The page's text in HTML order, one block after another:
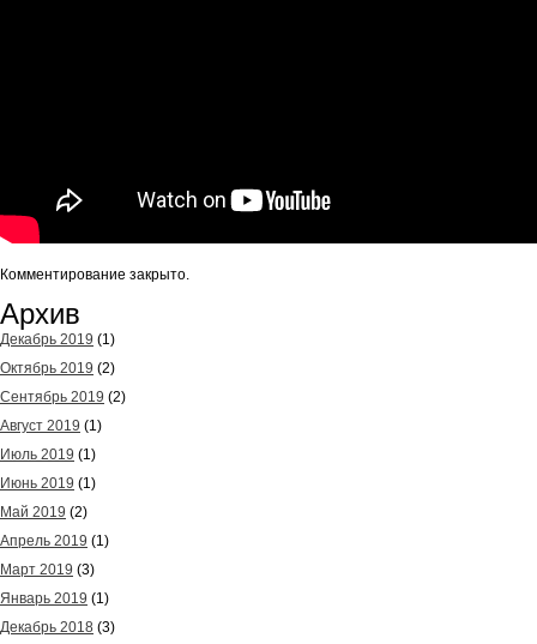
Комментирование закрыто.
Архив
Декабрь 2019 (1)
Октябрь 2019 (2)
Сентябрь 2019 (2)
Август 2019 (1)
Июль 2019 (1)
Июнь 2019 (1)
Май 2019 (2)
Апрель 2019 (1)
Март 2019 (3)
Январь 2019 (1)
Декабрь 2018 (3)